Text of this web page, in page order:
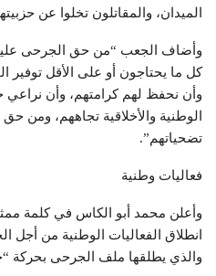
الميدان، والمقاتلون تخلوا عن
وأضاف الجعب “من حق الجرحى
كل ما يحتاجون أو على الأقل توفير
وأن نحفظ لهم كرامتهم، وأن نراعي
الوطنية والأخلاقية تجاههم، ومن
تضحياتهم”.
فعاليات وطنية
وأعلن محمد أبو الكاس في كلمة
انطلاق الفعاليات الوطنية من أجل
والذي يطلقها ملف الجرحى بحركة